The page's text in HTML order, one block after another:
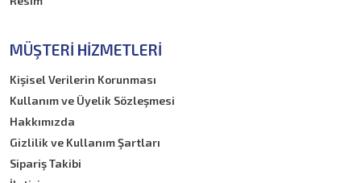
MÜŞTERI HIZMETLERI
Kişisel Verilerin Korunması
Kullanım ve Üyelik Sözleşmesi
Hakkımızda
Gizlilik ve Kullanım Şartları
Sipariş Takibi